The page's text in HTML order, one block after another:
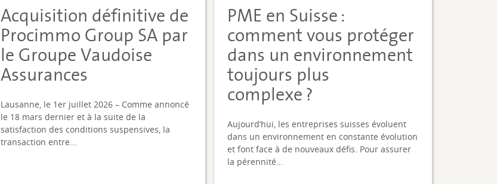
Acquisition définitive de
Procimmo Group SA par
le Groupe Vaudoise
Assurances
Lausanne, le 1er juillet 2026 – Comme annoncé
le 18 mars dernier et à la suite de la
satisfaction des conditions suspensives, la
transaction entre...
PME en Suisse :
comment vous protéger
dans un environnement
toujours plus
complexe ?
Aujourd’hui, les entreprises suisses évoluent
dans un environnement en constante évolution
et font face à de nouveaux défis. Pour assurer
la pérennité...